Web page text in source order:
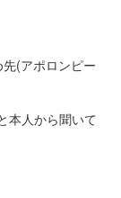
(アポロンピー
本人から聞いて